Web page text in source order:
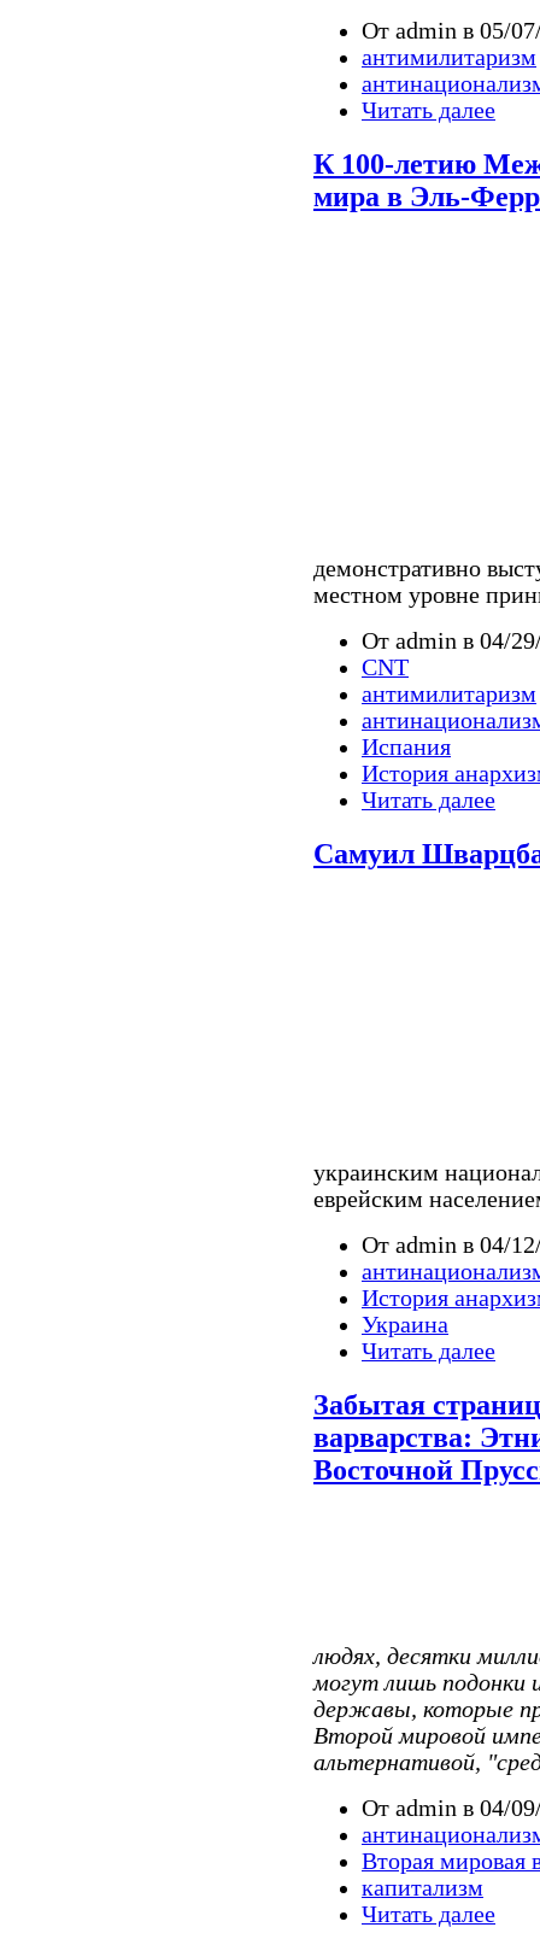
От admin в 05/
антимилитаризм
Читать далее
К 100-летию
мира в Эль-
демонстративно
местном уровне
От admin в 04/
CNT
антимилитаризм
Испания
История
Читать далее
Самуил
украинским
еврейским
От admin в 04/
История
Украина
Читать далее
Забытая
варварства:
Восточной
людях, десятки
могут лишь подонки
державы, которые
Второй мировой
альтернативой,
От admin в 04/
Вторая мировая
капитализм
Читать далее